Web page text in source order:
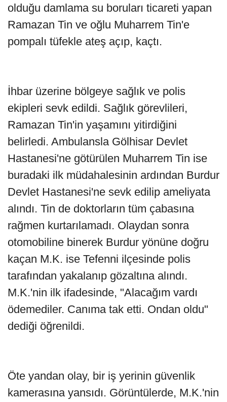
olduğu damlama su boruları ticareti yapan
Ramazan Tin ve oğlu Muharrem Tin'e
pompalı tüfekle ateş açıp, kaçtı.
İhbar üzerine bölgeye sağlık ve polis
ekipleri sevk edildi. Sağlık görevlileri,
Ramazan Tin'in yaşamını yitirdiğini
belirledi. Ambulansla Gölhisar Devlet
Hastanesi'ne götürülen Muharrem Tin ise
buradaki ilk müdahalesinin ardından Burdur
Devlet Hastanesi'ne sevk edilip ameliyata
alındı. Tin de doktorların tüm çabasına
rağmen kurtarılamadı. Olaydan sonra
otomobiline binerek Burdur yönüne doğru
kaçan M.K. ise Tefenni ilçesinde polis
tarafından yakalanıp gözaltına alındı.
M.K.'nin ilk ifadesinde, "Alacağım vardı
ödemediler. Canıma tak etti. Ondan oldu"
dediği öğrenildi.
Öte yandan olay, bir iş yerinin güvenlik
kamerasına yansıdı. Görüntülerde, M.K.'nin